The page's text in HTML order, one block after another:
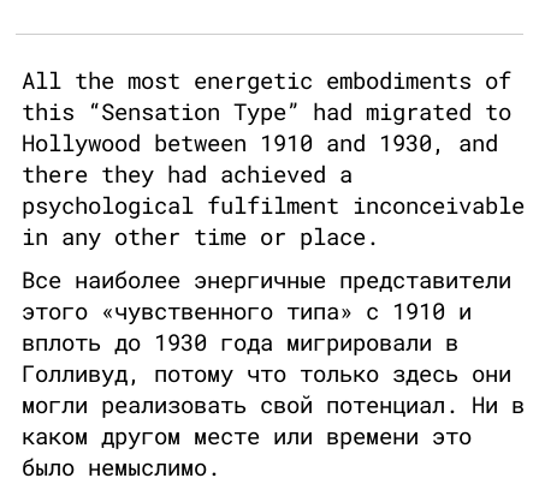
All the most energetic embodiments of
this “Sensation Type” had migrated to
Hollywood between 1910 and 1930, and
there they had achieved a
psychological fulfilment inconceivable
in any other time or place.
Все наиболее энергичные представители
этого «чувственного типа» с 1910 и
вплоть до 1930 года мигрировали в
Голливуд, потому что только здесь они
могли реализовать свой потенциал. Ни в
каком другом месте или времени это
было немыслимо.